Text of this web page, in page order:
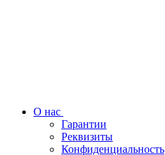
О нас
Гарантии
Реквизиты
Конфиденциальность